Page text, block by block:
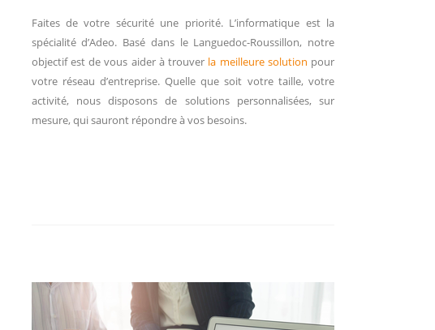
Faites de votre sécurité une priorité. L’informatique est la
spécialité d’Adeo. Basé dans le Languedoc-Roussillon, notre
objectif est de vous aider à trouver la meilleure solution pour
votre réseau d’entreprise. Quelle que soit votre taille, votre
activité, nous disposons de solutions personnalisées, sur
mesure, qui sauront répondre à vos besoins.